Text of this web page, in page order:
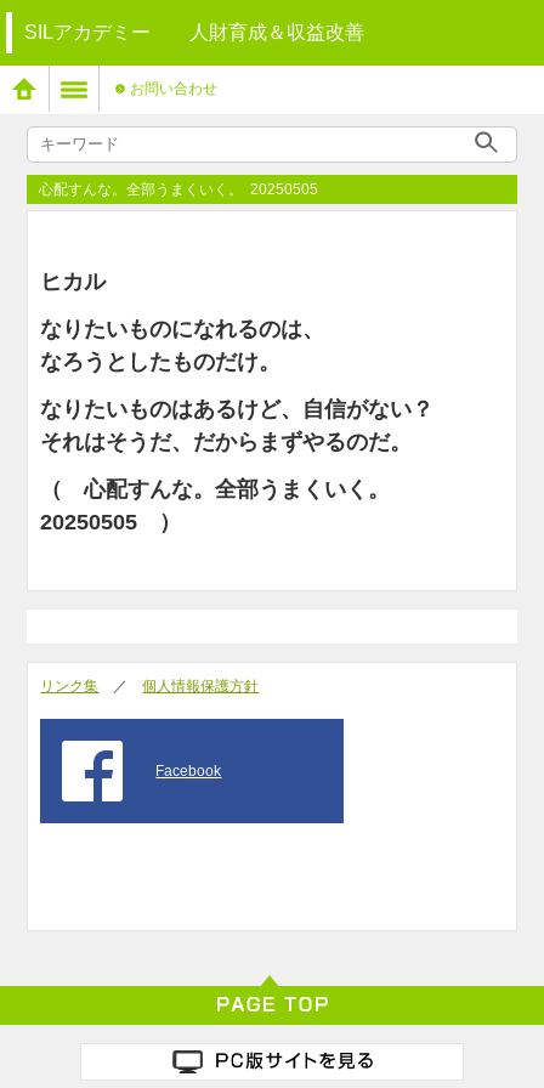
SILアカデミー 人財育成＆収益改善
お問い合わせ
心配すんな。全部うまくいく。 20250505
ヒカル
なりたいものになれるのは、
​​​なろうとしたものだけ。
なりたいものはあるけど、自信がない？
それはそうだ、だからまずやるのだ。
（ 心配すんな。全部うまくいく。
20250505 ）
リンク集 ／個人情報保護方針
Facebook